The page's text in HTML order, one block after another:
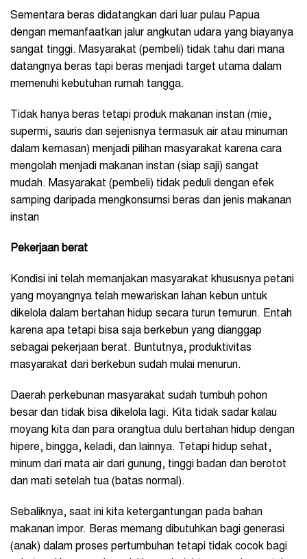
Sementara beras didatangkan dari luar pulau Papua
dengan memanfaatkan jalur angkutan udara yang biayanya
sangat tinggi. Masyarakat (pembeli) tidak tahu dari mana
datangnya beras tapi beras menjadi target utama dalam
memenuhi kebutuhan rumah tangga.
Tidak hanya beras tetapi produk makanan instan (mie,
supermi, sauris dan sejenisnya termasuk air atau minuman
dalam kemasan) menjadi pilihan masyarakat karena cara
mengolah menjadi makanan instan (siap saji) sangat
mudah. Masyarakat (pembeli) tidak peduli dengan efek
samping daripada mengkonsumsi beras dan jenis makanan
instan
Pekerjaan berat
Kondisi ini telah memanjakan masyarakat khususnya petani
yang moyangnya telah mewariskan lahan kebun untuk
dikelola dalam bertahan hidup secara turun temurun. Entah
karena apa tetapi bisa saja berkebun yang dianggap
sebagai pekerjaan berat. Buntutnya, produktivitas
masyarakat dari berkebun sudah mulai menurun.
Daerah perkebunan masyarakat sudah tumbuh pohon
besar dan tidak bisa dikelola lagi. Kita tidak sadar kalau
moyang kita dan para orangtua dulu bertahan hidup dengan
hipere, bingga, keladi, dan lainnya. Tetapi hidup sehat,
minum dari mata air dari gunung, tinggi badan dan berotot
dan mati setelah tua (batas normal).
Sebaliknya, saat ini kita ketergantungan pada bahan
makanan impor. Beras memang dibutuhkan bagi generasi
(anak) dalam proses pertumbuhan tetapi tidak cocok bagi